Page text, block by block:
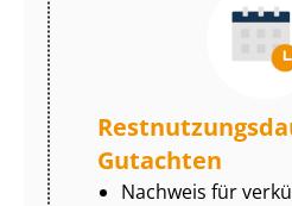
Gutachten
Nachweis für